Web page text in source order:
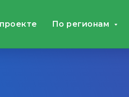
По регионам